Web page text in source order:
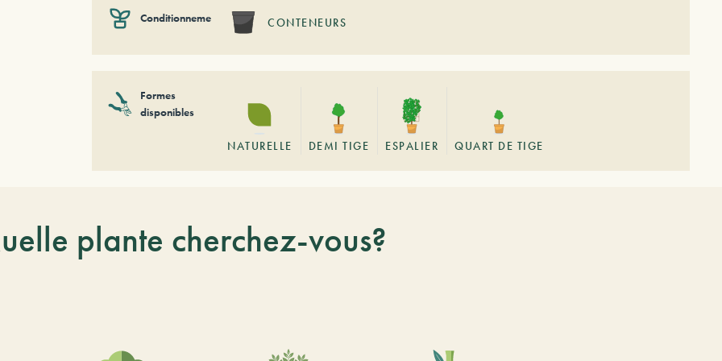
Conditionnement CONTENEURS
Formes
disponibles
NATURELLE DEMI TIGE ESPALIER QUART DE TIGE
plante cherchez-vous?